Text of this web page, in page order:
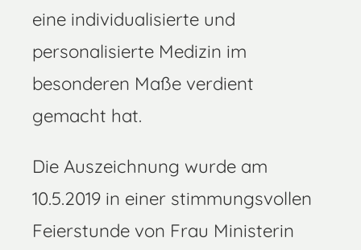
eine individualisierte und
personalisierte Medizin im
besonderen Maße verdient
gemacht hat.
Die Auszeichnung wurde am
10.5.2019 in einer stimmungsvollen
Feierstunde von Frau Ministerin